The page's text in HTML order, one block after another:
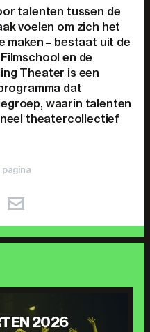
talenten tussen de
voelen om zich het
maken – bestaat uit de
en de
Theater is een
dat
waarin talenten
theatercollectief
pagina
2026